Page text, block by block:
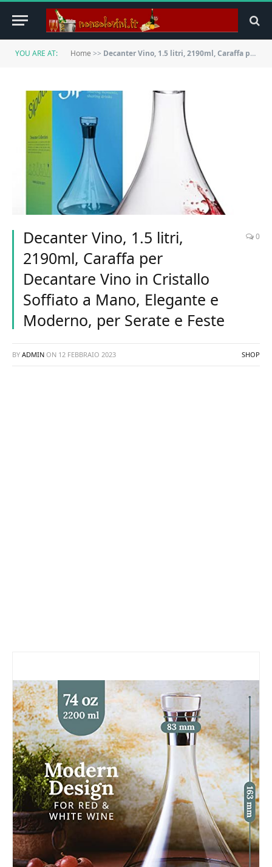
YOU ARE AT: Home >> Decanter Vino, 1.5 litri, 2190ml, Caraffa per Decantare Vino in Cristallo Soffiato a Mano, Elegante e Moderno, per Serate e Feste
Decanter Vino, 1.5 litri,
2190ml, Caraffa per
Decantare Vino in Cristallo
Soffiato a Mano, Elegante e
Moderno, per Serate e Feste
0
BY ADMIN ON 12 FEBBRAIO 2023 SHOP